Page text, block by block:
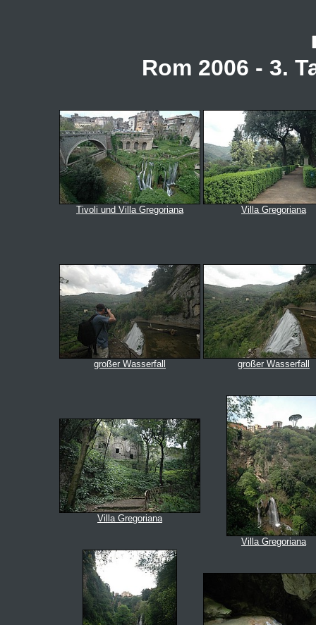
Rom 2006 - 3.
Tivoli und Villa Gregoriana Villa Gregoriana
großer Wasserfall großer Wasserfall
Villa Gregoriana
Villa Gregoriana